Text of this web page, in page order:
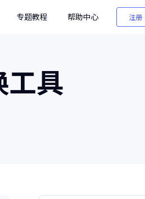
图法法AI图像检测
AI生图检测/AI换脸检测
专题教程 帮助中心 注册
工具